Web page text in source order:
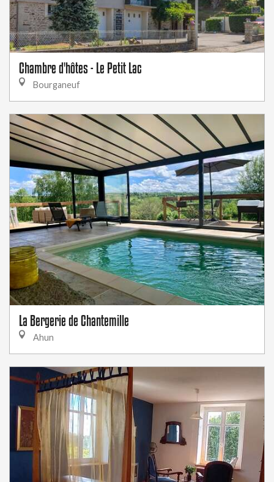
Chambre d'hôtes - Le Petit Lac
Bourganeuf
La Bergerie de Chantemille
Ahun